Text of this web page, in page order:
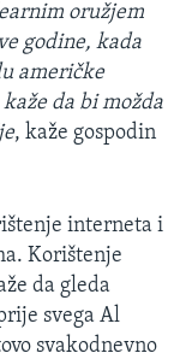
oružjem
godine, kada
američke
da bi možda
, kaže gospodin
interneta i
Korištenje
da gleda
svega Al
svakodnevno